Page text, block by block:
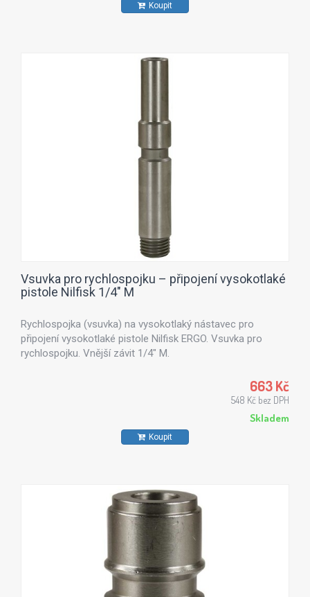
Koupit
Vsuvka pro rychlospojku – připojení vysokotlaké
pistole Nilfisk 1/4" M
Rychlospojka (vsuvka) na vysokotlaký nástavec pro
připojení vysokotlaké pistole Nilfisk ERGO. Vsuvka pro
rychlospojku. Vnější závit 1/4" M.
663 Kč
548 Kč bez DPH
Skladem
Koupit